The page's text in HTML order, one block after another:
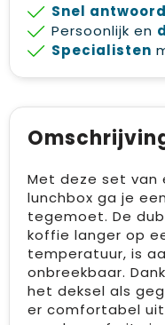
Snel antwoord
Persoonlijk en
Specialisten
Met deze set van
lunchbox ga je
tegemoet. De
koffie langer op
temperatuur, is
onbreekbaar.
het deksel als
er comfortabel uit